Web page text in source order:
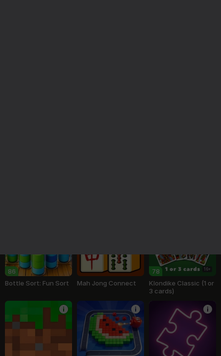
86
Bottle Sort: Fun Sort
Mah Jong Connect
78 16+
Klondike Classic (1 or
3 cards)